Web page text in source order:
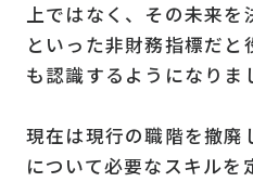
上ではなく、その未来を
といった非財務指標だ
も認識するようになりま
現在は現行の職階を撤廃
について必要なスキルを